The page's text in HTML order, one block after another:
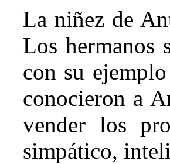
La niñez de
Los hermanos
con su
conocieron a
vender los
simpático,